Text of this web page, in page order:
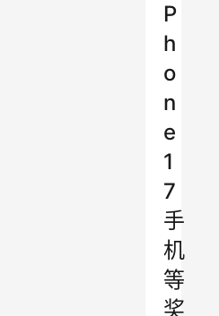
P
h
o
n
e
1
7
手
机
等
奖